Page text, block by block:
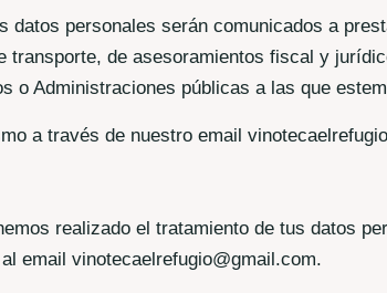
datos personales serán comunicados a
de asesoramientos fiscal y
o Administraciones públicas a las que
a través de nuestro email
realizado el tratamiento de tus datos
email vinotecaelrefugio@gmail.com.